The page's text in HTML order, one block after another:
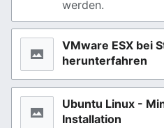
werden.
VMware ESX bei
herunterfahren
Ubuntu Linux -
Installation